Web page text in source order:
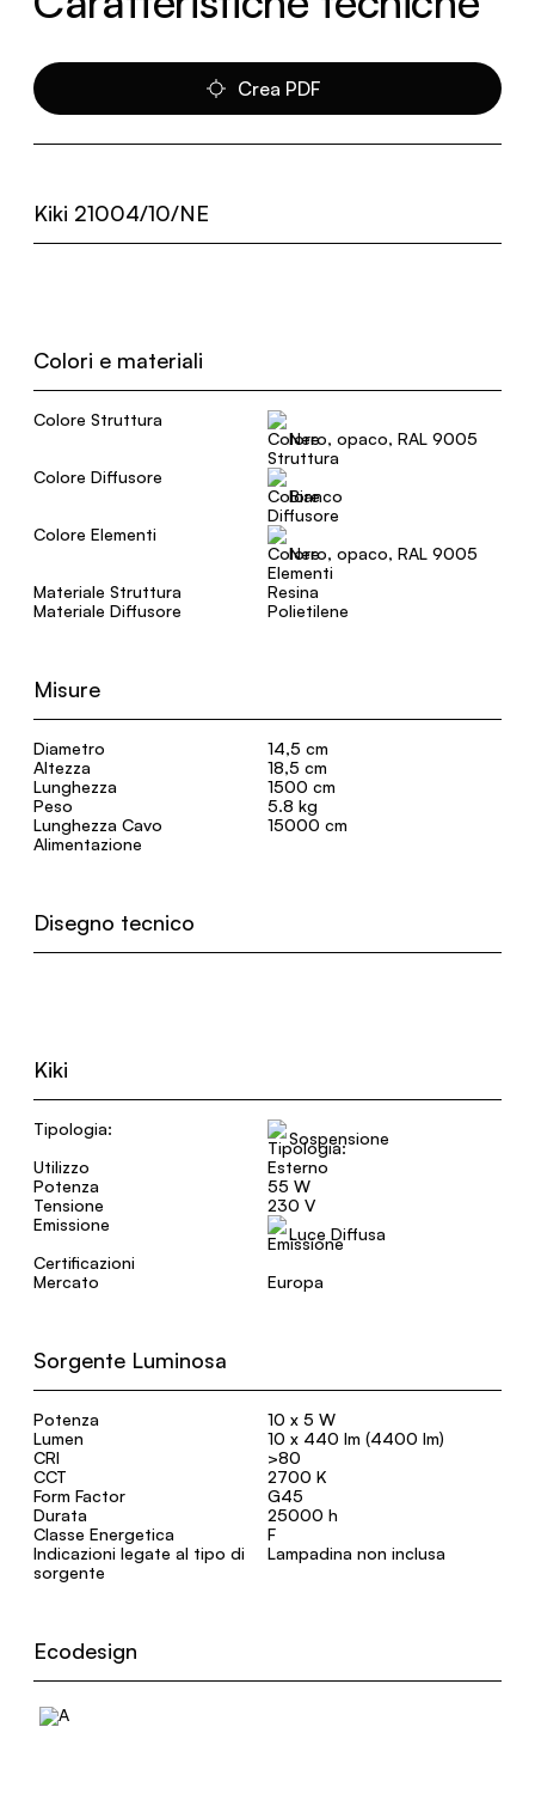
Crea PDF
Kiki 21004/10/NE
Colori e materiali
Colore Struttura
Nero, opaco, RAL 9005
Colore Diffusore
Bianco
Colore Elementi
Nero, opaco, RAL 9005
Materiale Struttura
Resina
Materiale Diffusore
Polietilene
Misure
Diametro
14,5 cm
Altezza
18,5 cm
Lunghezza
1500 cm
Peso
5.8 kg
Lunghezza Cavo
Alimentazione
15000 cm
Disegno tecnico
Kiki
Tipologia:
Sospensione
Utilizzo
Esterno
Potenza
55 W
Tensione
230 V
Emissione
Luce Diffusa
Certificazioni
Mercato
Europa
Sorgente Luminosa
Potenza
10 x 5 W
Lumen
10 x 440 lm (4400 lm)
CRI
>80
CCT
2700 K
Form Factor
G45
Durata
25000 h
Classe Energetica
F
Indicazioni legate al tipo di
sorgente
Lampadina non inclusa
Ecodesign